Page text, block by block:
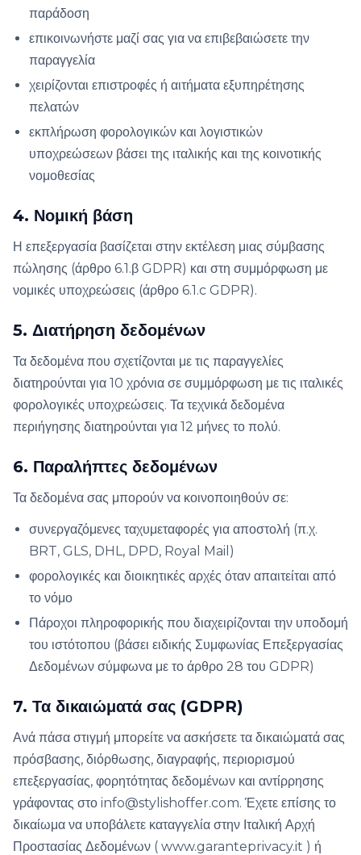
παράδοση
επικοινωνήστε μαζί σας για να επιβεβαιώσετε την
παραγγελία
χειρίζονται επιστροφές ή αιτήματα εξυπηρέτησης
πελατών
εκπλήρωση φορολογικών και λογιστικών
υποχρεώσεων βάσει της ιταλικής και της κοινοτικής
νομοθεσίας
4. Νομική βάση
Η επεξεργασία βασίζεται στην εκτέλεση μιας σύμβασης
πώλησης (άρθρο 6.1.β GDPR) και στη συμμόρφωση με
νομικές υποχρεώσεις (άρθρο 6.1.c GDPR).
5. Διατήρηση δεδομένων
Τα δεδομένα που σχετίζονται με τις παραγγελίες
διατηρούνται για 10 χρόνια σε συμμόρφωση με τις ιταλικές
φορολογικές υποχρεώσεις. Τα τεχνικά δεδομένα
περιήγησης διατηρούνται για 12 μήνες το πολύ.
6. Παραλήπτες δεδομένων
Τα δεδομένα σας μπορούν να κοινοποιηθούν σε:
συνεργαζόμενες ταχυμεταφορές για αποστολή (π.χ.
BRT, GLS, DHL, DPD, Royal Mail)
φορολογικές και διοικητικές αρχές όταν απαιτείται από
το νόμο
Πάροχοι πληροφορικής που διαχειρίζονται την υποδομή
του ιστότοπου (βάσει ειδικής Συμφωνίας Επεξεργασίας
Δεδομένων σύμφωνα με το άρθρο 28 του GDPR)
7. Τα δικαιώματά σας (GDPR)
Ανά πάσα στιγμή μπορείτε να ασκήσετε τα δικαιώματά σας
πρόσβασης, διόρθωσης, διαγραφής, περιορισμού
επεξεργασίας, φορητότητας δεδομένων και αντίρρησης
γράφοντας στο info@stylishoffer.com. Έχετε επίσης το
δικαίωμα να υποβάλετε καταγγελία στην Ιταλική Αρχή
Προστασίας Δεδομένων ( www.garanteprivacy.it ) ή